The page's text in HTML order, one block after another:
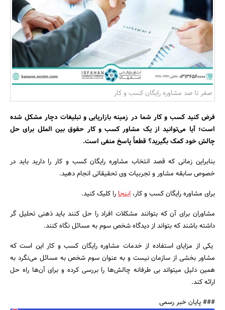
بانک، بیمه و سرمایه
مسکن و ساختمان
جستجو
صفر تا صد مشاوره رایگان کسب و کار
فرض کنید کسب و کار شما در زمینه بازاریابی و تبلیغات دچار مشکل شده
است؛ آیا می‌توانید از یک مشاور کسب و کار حقوق بین الملل برای حل
چالش خود کمک بگیرید؟ قطعاً پاسخ منفی است.
بنابراین زمانی که قصد انتخاب مشاوره رایگان کسب و کار را دارید باید در
خصوص سابقه مشاور و تجربیات وی تحقیقاتی انجام دهید.
برای مشاوره رایگان کسب و کار، اینجارا کلیک کنید.
مشاوران برای آن که بتوانند مشکلات افراد را حل کنند باید ذهنی تحلیل گر
داشته باشند که بتواند از دیدگاه شخص سوم به مسائل نگاه کنند.
یکی از مزایای استفاده از خدمات مشاوره رایگان کسب و کار این است که
مشاور بخشی از سازمان نیست و به عنوان سوم شخص به مسائل می‌نگرد به
همین دلیل می‎تواند بی طرفانه چالش‌ها را بررسی کرده و برای آن‌ها راه حل
ارائه کند.
### پایان خبر رسمی